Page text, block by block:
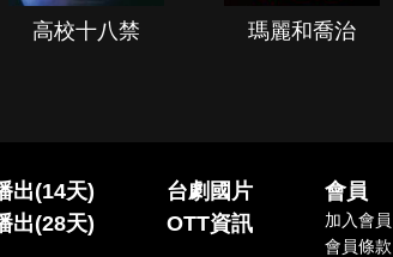
高校十八禁 瑪麗和喬治
出(14天)
出(28天)
台劇國片
OTT資訊
會員
加入會員
會員條款